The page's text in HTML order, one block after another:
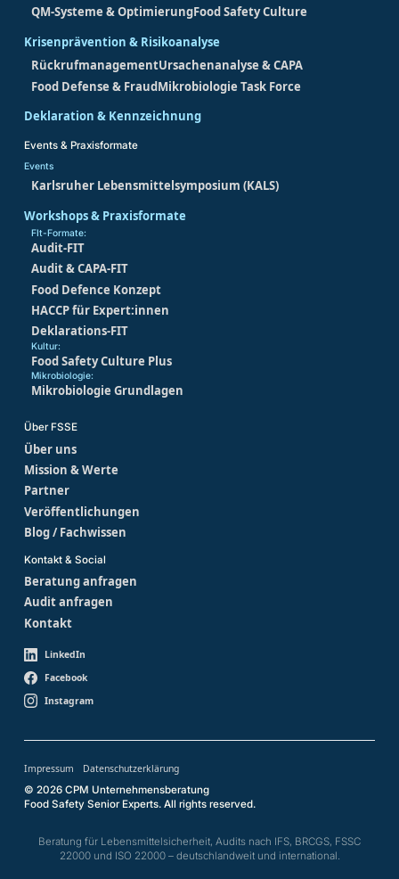
QM-Systeme & OptimierungFood Safety Culture
Krisenprävention & Risikoanalyse
RückrufmanagementUrsachenanalyse & CAPA
Food Defense & FraudMikrobiologie Task Force
Deklaration & Kennzeichnung
Events & Praxisformate
Events
Karlsruher Lebensmittelsymposium (KALS)
Workshops & Praxisformate
FIt-Formate:
Audit-FIT
Audit & CAPA-FIT
Food Defence Konzept
HACCP für Expert:innen
Deklarations-FIT
Kultur:
Food Safety Culture Plus
Mikrobiologie:
Mikrobiologie Grundlagen
Über FSSE
Über uns
Mission & Werte
Partner
Veröffentlichungen
Blog / Fachwissen
Kontakt & Social
Beratung anfragen
Audit anfragen
Kontakt
LinkedIn
Facebook
Instagram
© 2026 CPM Unternehmensberatung
Food Safety Senior Experts. All rights reserved.
Impressum Datenschutzerklärung
Beratung für Lebensmittelsicherheit, Audits nach IFS, BRCGS, FSSC
22000 und ISO 22000 – deutschlandweit und international.